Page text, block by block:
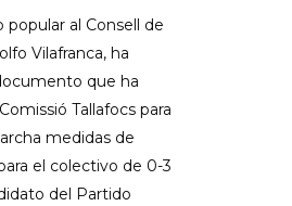
popular al Consell de
Vilafranca, ha
que ha
Tallafocs para
medidas de
el colectivo de 0-3
del Partido